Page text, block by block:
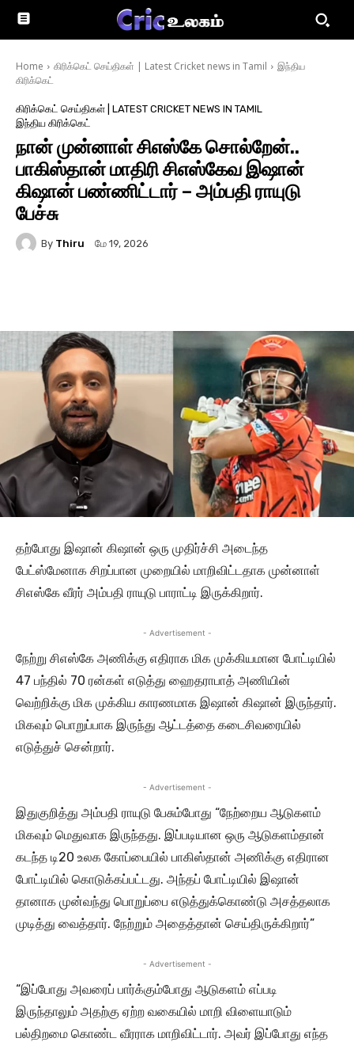
Home கிரிக்கெட் செய்திகள் | Latest Cricket news in Tamil
இந்திய
கிரிக்கெட்
கிரிக்கெட் செய்திகள் | LATEST CRICKET NEWS IN TAMIL
இந்திய கிரிக்கெட்
நான் முன்னாள் சிஎஸ்கே சொல்றேன்..
பாகிஸ்தான் மாதிரி சிஎஸ்கேவ இஷான்
கிஷான் பண்ணிட்டார் – அம்பதி ராயுடு
பேச்சு
By Thiru மே 19, 2026
தற்போது இஷான் கிஷான் ஒரு முதிர்ச்சி அடைந்த
பேட்ஸ்மேனாக சிறப்பான முறையில் மாறிவிட்டதாக முன்னாள்
சிஎஸ்கே வீரர் அம்பதி ராயுடு பாராட்டி இருக்கிறார்.
- Advertisement -
நேற்று சிஎஸ்கே அணிக்கு எதிராக மிக முக்கியமான போட்டியில்
47 பந்தில் 70 ரன்கள் எடுத்து ஹைதராபாத் அணியின்
வெற்றிக்கு மிக முக்கிய காரணமாக இஷான் கிஷான் இருந்தார்.
மிகவும் பொறுப்பாக இருந்து ஆட்டத்தை கடைசிவரையில்
எடுத்துச் சென்றார்.
- Advertisement -
இதுகுறித்து அம்பதி ராயுடு பேசும்போது “நேற்றைய ஆடுகளம்
மிகவும் மெதுவாக இருந்தது. இப்படியான ஒரு ஆடுகளம்தான்
கடந்த டி20 உலக கோப்பையில் பாகிஸ்தான் அணிக்கு எதிரான
போட்டியில் கொடுக்கப்பட்டது. அந்தப் போட்டியில் இஷான்
தானாக முன்வந்து பொறுப்பை எடுத்துக்கொண்டு அசத்தலாக
முடித்து வைத்தார். நேற்றும் அதைத்தான் செய்திருக்கிறார்”
- Advertisement -
“இப்போது அவரைப் பார்க்கும்போது ஆடுகளம் எப்படி
இருந்தாலும் அதற்கு ஏற்ற வகையில் மாறி விளையாடும்
பல்திறமை கொண்ட வீரராக மாறிவிட்டார். அவர் இப்போது எந்த